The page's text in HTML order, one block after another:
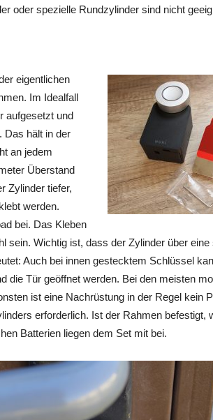
oder spezielle Rundzylinder sind nicht
eigentlichen
Im Idealfall
aufgesetzt und
Das hält in der
an jedem
Überstand
Zylinder tiefer,
werden.
bei. Das Kleben
sein. Wichtig ist, dass der Zylinder über
Auch bei innen gestecktem Schlüssel
die Tür geöffnet werden. Bei den meisten
ist eine Nachrüstung in der Regel kein
erforderlich. Ist der Rahmen befestigt,
Batterien liegen dem Set mit bei.